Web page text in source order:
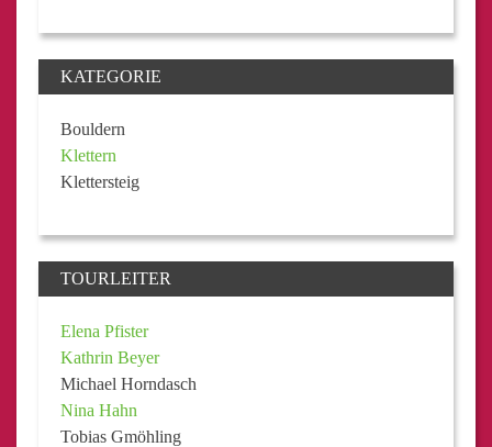
KATEGORIE
Bouldern
Klettern
Klettersteig
TOURLEITER
Elena Pfister
Kathrin Beyer
Michael Horndasch
Nina Hahn
Tobias Gmöhling